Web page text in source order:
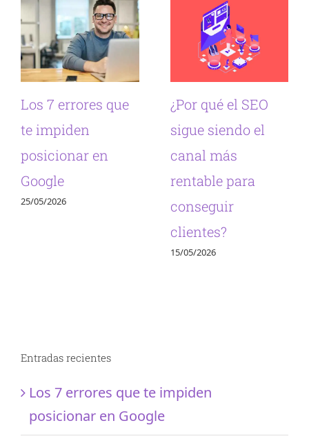
Los 7 errores que
te impiden
posicionar en
Google
25/05/2026
¿Por qué el SEO
sigue siendo el
canal más
rentable para
conseguir
clientes?
15/05/2026
Entradas recientes
Los 7 errores que te impiden
posicionar en Google